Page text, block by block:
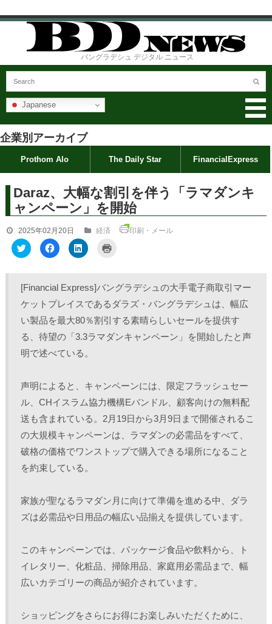
バングラデシュ デジタル ニュース
Japanese
企業別アーカイブ
Prothom Alo The Daily Star FinancialExpress
Daraz、大幅な割引を伴う「ラマダンキ
ャンペーン」を開始
2025年02月20日 経済
印刷・メール
ク
リ
て
T
i
t
e
r
で
共
有
い
ウ
ン
ド
ウ
開
ま
す
)
F
a
o
o
k
で
有
す
る
に
は
ク
し
て
く
だ
さ
い
新
い
ウ
ィ
ン
開
ま
す
ク
リ
L
n
e
I
n
共
し
い
ウ
ィ
ン
ド
で
き
ま
)
て
印
(
し
い
ウ
ィ
き
す
)
[Financial Express]バングラデシュの大手電子商取引マー
ケットプレイスであるダラズ・バングラデシュは、幅広
い製品を最大80％割引する素晴らしいセールを提供す
る、待望の「3.3ラマダンキャンペーン」を開始したと声
明で述べている。
声明によると、キャンペーンには、限定フラッシュセー
ル、CHイスラム協力機構Eバンドル、顧客向けの無料配
送も含まれている。2月19日から3月9日まで開催されるこ
の大規模キャンペーンは、ラマダンの必需品をすべて、
破格の価格でワンストップで購入できる場所になること
を約束している。
家族が聖なるラマダン月に向けて準備を進める中、ダラ
ズは必需品や日用品の幅広い品揃えを提供しています。
このキャンペーンでは、パッケージ食品や飲料から、ト
イレタリー、化粧品、掃除用品、家庭用必需品まで、幅
広いカテゴリーの商品が紹介されています。
ショッピングをさらにお得にお楽しみいただくために、